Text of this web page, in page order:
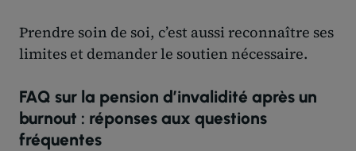
Prendre soin de soi, c’est aussi reconnaître ses
limites et demander le soutien nécessaire.
FAQ sur la pension d’invalidité après un
burnout : réponses aux questions
fréquentes